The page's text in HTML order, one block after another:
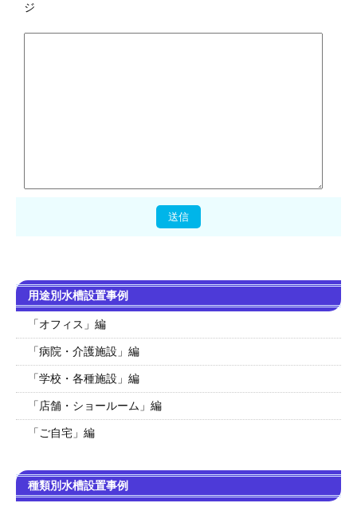
ジ
用途別水槽設置事例
「オフィス」編
「病院・介護施設」編
「学校・各種施設」編
「店舗・ショールーム」編
「ご自宅」編
種類別水槽設置事例